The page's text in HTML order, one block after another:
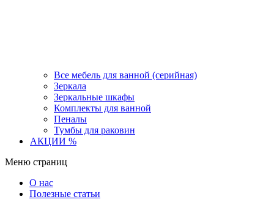
Все мебель для ванной (серийная)
Зеркала
Зеркальные шкафы
Комплекты для ванной
Пеналы
Тумбы для раковин
АКЦИИ %
Меню страниц
О нас
Полезные статьи